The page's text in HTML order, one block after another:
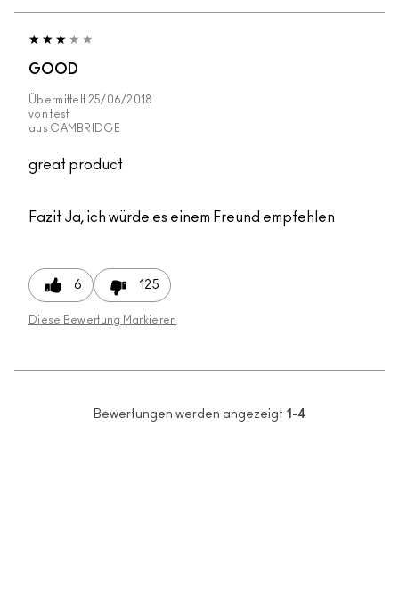
GOOD
Übermittelt 25/06/2018
von test
aus CAMBRIDGE
great product
Fazit Ja, ich würde es einem Freund empfehlen
6 125
Diese Bewertung Markieren
Bewertungen werden angezeigt 1-4